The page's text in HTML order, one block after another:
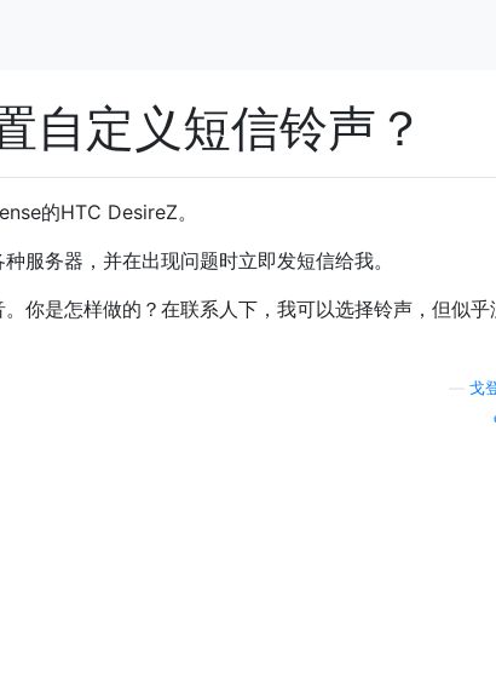
自定义短信铃声？
的HTC DesireZ。
服务器，并在出现问题时立即发短信给我。
你是怎样做的？在联系人下，我可以选择铃声，但似乎
戈